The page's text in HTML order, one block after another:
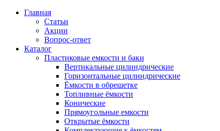
Главная
Статьи
Акции
Вопрос-ответ
Каталог
Пластиковые емкости и баки
Вертикальные цилиндрические
Горизонтальные цилиндрические
Ёмкости в обрешетке
Топливные ёмкости
Конические
Прямоугольные емкости
Открытые ёмкости